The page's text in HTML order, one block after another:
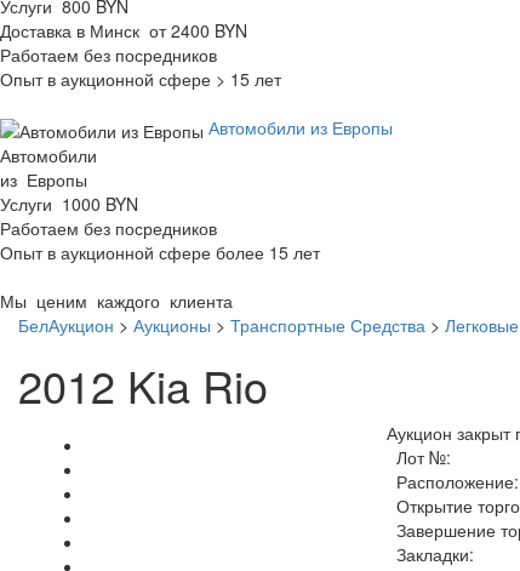
Услуги 800 BYN
Доставка в Минск от 2400 BYN
Работаем без посредников
Опыт в аукционной сфере > 15 лет
Автомобили из Европы
Автомобили
из Европы
Услуги 1000 BYN
Работаем без посредников
Опыт в аукционной сфере более 15 лет
Мы ценим каждого клиента
БелАукцион > Аукционы > Транспортные Средства >
2012 Kia Rio
Аукцион закрыт
Лот №:
Расположение:
Открытие
Завершение
Закладки: